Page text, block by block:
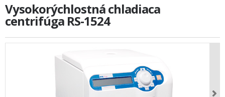
Vysokorýchlostná chladiaca
centrifúga RS-1524